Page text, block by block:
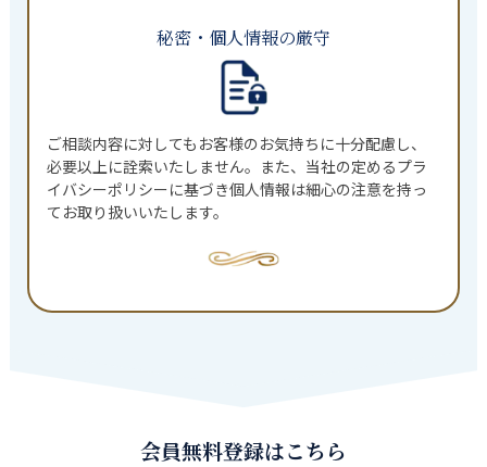
秘密・個人情報の厳守
ご相談内容に対してもお客様のお気持ちに十分配慮し、
必要以上に詮索いたしません。また、当社の定めるプラ
イバシーポリシーに基づき個人情報は細心の注意を持っ
てお取り扱いいたします。
会員無料登録はこちら